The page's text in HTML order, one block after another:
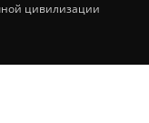
цивилизации